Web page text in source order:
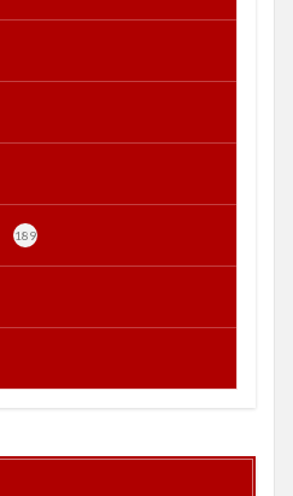
189